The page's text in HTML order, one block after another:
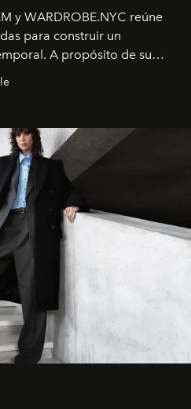
y WARDROBE.NYC reúne
para construir un
A propósito de su
de la firma neoyorquina y
diseño global de la marca